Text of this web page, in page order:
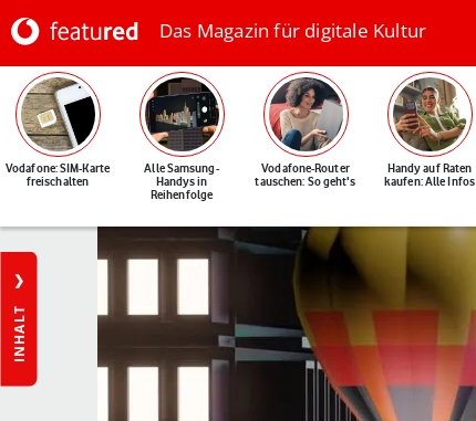
Das Magazin für digitale Kultur
Vodafone: SIM-Karte
freischalten
Alle Samsung-
Handys in
Reihenfolge
Vodafone-Router
tauschen: So geht's
Handy auf Raten
kaufen: Alle Infos
INHALT